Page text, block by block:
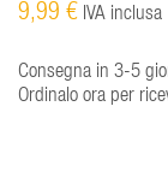
9,99 € IVA inclusa
Consegna in 3-5
Ordinalo ora per